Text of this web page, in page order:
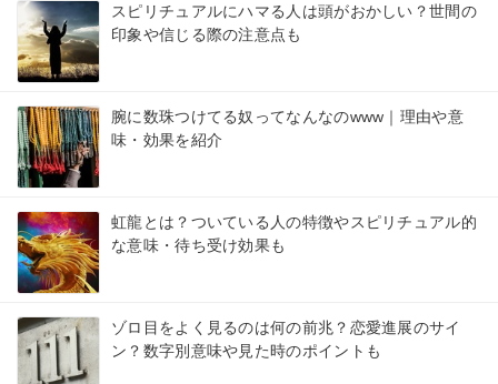
スピリチュアルにハマる人は頭がおかしい？世間の
印象や信じる際の注意点も
腕に数珠つけてる奴ってなんなのwww｜理由や意
味・効果を紹介
虹龍とは？ついている人の特徴やスピリチュアル的
な意味・待ち受け効果も
ゾロ目をよく見るのは何の前兆？恋愛進展のサイ
ン？数字別意味や見た時のポイントも